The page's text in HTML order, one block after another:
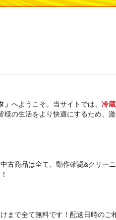
」 へようこそ。当サイトでは、 冷
の生活をより快適にするため、
古商品は全て、動作確認&クリー
まで全て無料です！配送日時のご